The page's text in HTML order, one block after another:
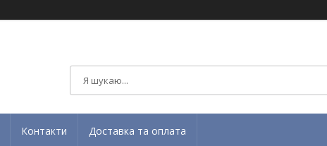
Контакти Доставка та оплата